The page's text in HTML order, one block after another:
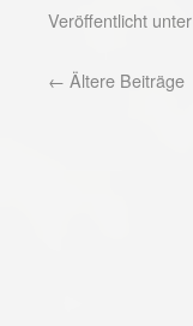
Veröffentlicht unter
← Ältere Beiträge